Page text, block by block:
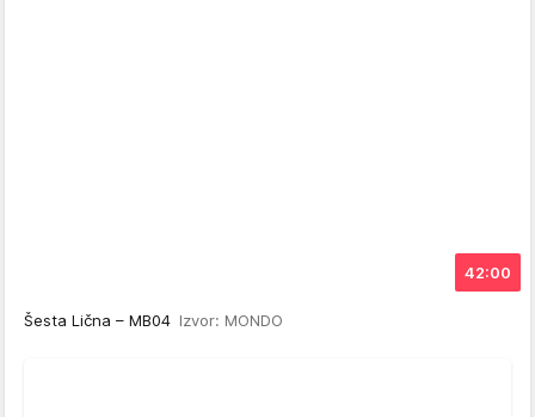
42:00
Šesta Lična – MB04 Izvor: MONDO